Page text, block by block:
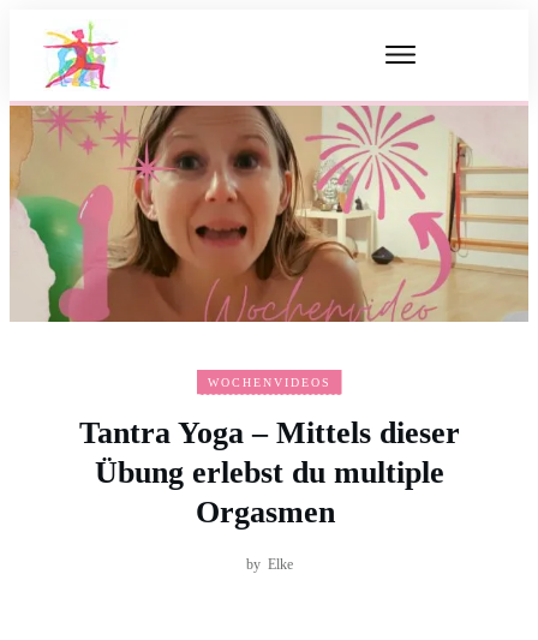
WOCHENVIDEOS
Tantra Yoga – Mittels dieser
Übung erlebst du multiple
Orgasmen
by Elke